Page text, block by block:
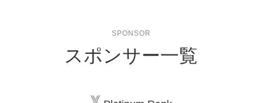
SPONSOR
スポンサー一覧